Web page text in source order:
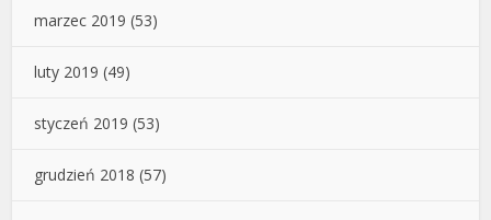
marzec 2019 (53)
luty 2019 (49)
styczeń 2019 (53)
grudzień 2018 (57)